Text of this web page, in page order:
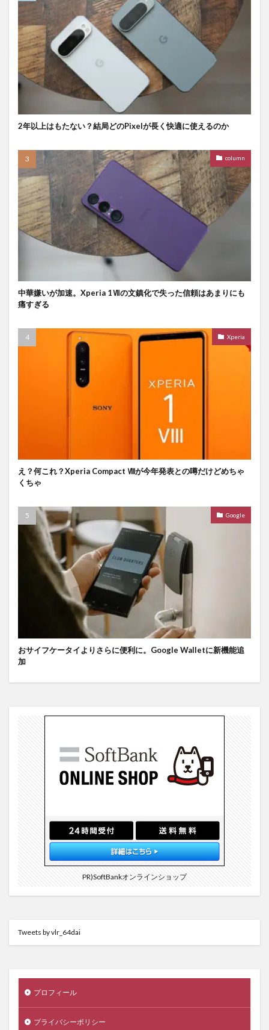
2年以上はもたない？結局どのPixelが長く快適に使えるのか
column
中華嫌いが加速。Xperia 1Ⅶの文鎮化で失った信頼はあまりにも
痛すぎる
Xperia
え？何これ？Xperia Compact Ⅷが今年発表との噂だけどめちゃ
くちゃ
Google
おサイフケータイよりさらに便利に。Google Walletに新機能追
加
PR)SoftBankオンラインショップ
Tweets by vlr_64dai
プロフィール
プライバシーポリシー